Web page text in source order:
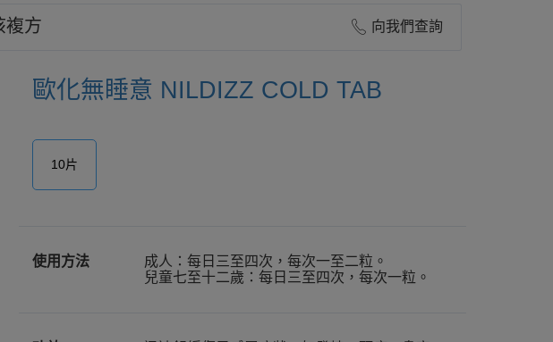
複方 向我們查詢
歐化無睡意 NILDIZZ COLD TAB
10片
使用方法
成人：每日三至四次，每次一至二粒。
兒童七至十二歲：每日三至四次，每次一粒。